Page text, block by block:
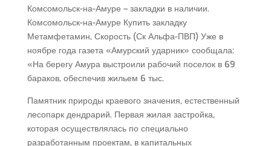
Комсомольск-на-Амуре – закладки в наличии.
Комсомольск-на-Амуре Купить закладку
Метамфетамин, Скорость (Ск Альфа-ПВП) Уже в
ноябре года газета «Амурский ударник» сообщала:
«На берегу Амура выстроили рабочий поселок в 69
бараков, обеспечив жильем 6 тыс.
Памятник природы краевого значения, естественный
лесопарк дендрарий. Первая жилая застройка,
которая осуществлялась по специально
разработанным проектам, в капитальных